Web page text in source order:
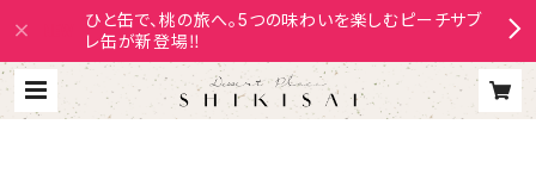
ひと缶で、桃の旅へ。5つの味わいを楽しむピーチサブ
レ缶が新登場‼